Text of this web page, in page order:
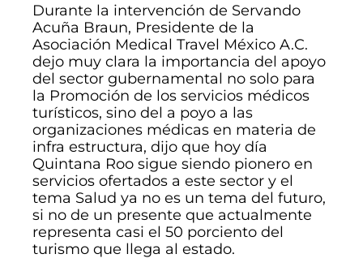
Durante la intervención de Servando
Acuña Braun, Presidente de la
Asociación Medical Travel México A.C.
dejo muy clara la importancia del apoyo
del sector gubernamental no solo para
la Promoción de los servicios médicos
turísticos, sino del a poyo a las
organizaciones médicas en materia de
infra estructura, dijo que hoy día
Quintana Roo sigue siendo pionero en
servicios ofertados a este sector y el
tema Salud ya no es un tema del futuro,
si no de un presente que actualmente
representa casi el 50 porciento del
turismo que llega al estado.